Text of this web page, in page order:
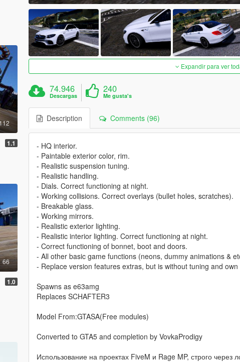
1.1
66
1.0
Expandir para ver
74.946
Descargas
240
Me gusta's
Description Comments (96)
- HQ interior.
- Paintable exterior color, rim.
- Realistic suspension tuning.
- Realistic handling.
- Dials. Correct functioning at night.
- Working collisions. Correct overlays (bullet holes, scratches).
- Breakable glass.
- Working mirrors.
- Realistic exterior lighting.
- Realistic interior lighting. Correct functioning at night.
- Correct functioning of bonnet, boot and doors.
- All other basic game functions (neons, dummy animations &
- Replace version features extras, but is without tuning and
Spawns as e63amg
Replaces SCHAFTER3
Model From:GTASA(Free modules)
Converted to GTA5 and completion by VovkaProdigy
Использование на проектах FiveM и Rage MP, строго через